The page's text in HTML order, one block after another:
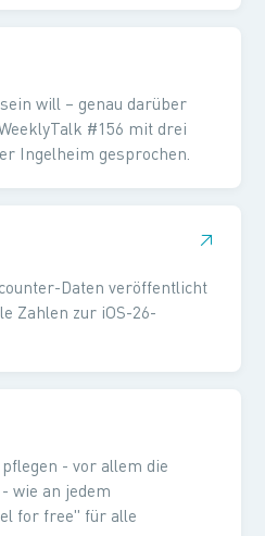
will – genau darüber
#156 mit drei
Ingelheim gesprochen.
↗
Daten veröffentlicht
Zahlen zur iOS-26-
- vor allem die
wie an jedem
for free" für alle